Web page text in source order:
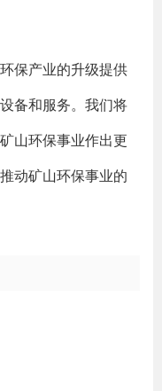
保产业的升级提供
备和服务。我们将
山环保事业作出更
动矿山环保事业的